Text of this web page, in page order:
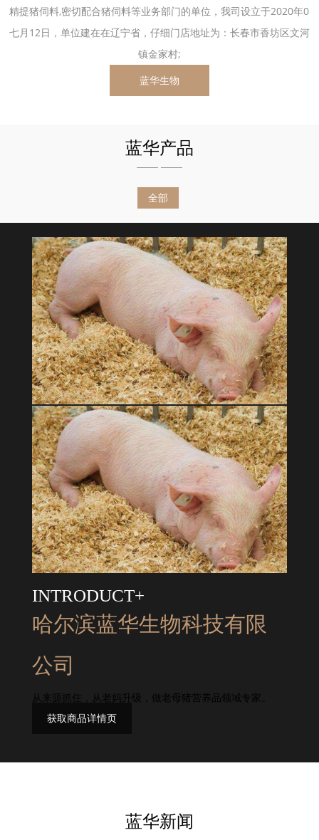
精提猪伺料,密切配合猪伺料等业务部门的单位，我司设立于2020年0
七月12日，单位建在在辽宁省，仔细门店地址为：长春市香坊区文河
镇金家村;
蓝华生物
蓝华产品
全部
INTRODUCT+
哈尔滨蓝华生物科技有限
公司
从来源抓住，从老妈升级，做老母猪营养品领域专家。
获取商品详情页
蓝华新闻